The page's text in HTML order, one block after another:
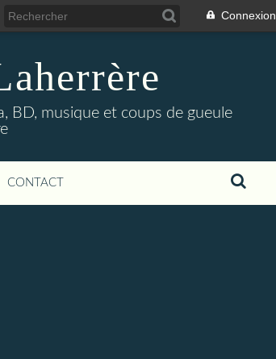
Connexion
BD, musique et coups de gueule
CONTACT